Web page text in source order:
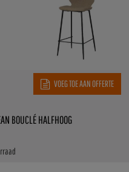
VOEG TOE AAN OFFERTE
BOUCLÉ HALFHOOG